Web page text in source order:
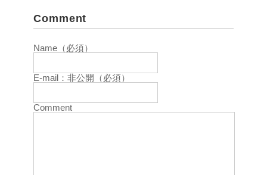
Comment
Name（必須）
E-mail：非公開（必須）
Comment